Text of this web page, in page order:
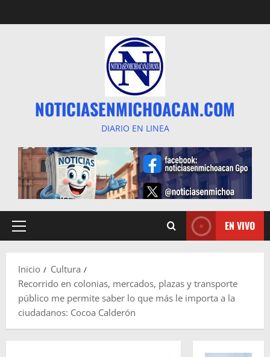
al
NOTICIASENMICHOACAN.COM
DIARIO EN LINEA
Menú
EN VIVO
Inicio
Cultura
Recorrido en colonias, mercados, plazas y transporte
público me permite saber lo que más le importa a la
ciudadanos: Cocoa Calderón